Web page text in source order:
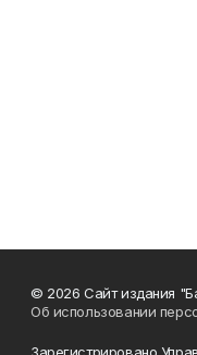
© 2026 Сайт издания
Об использовании